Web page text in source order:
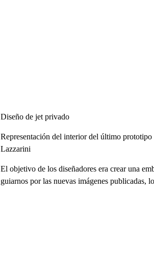
Diseño de jet privado
Representación del interior del último
Lazzarini
El objetivo de los diseñadores era crear una
guiarnos por las nuevas imágenes publicadas,